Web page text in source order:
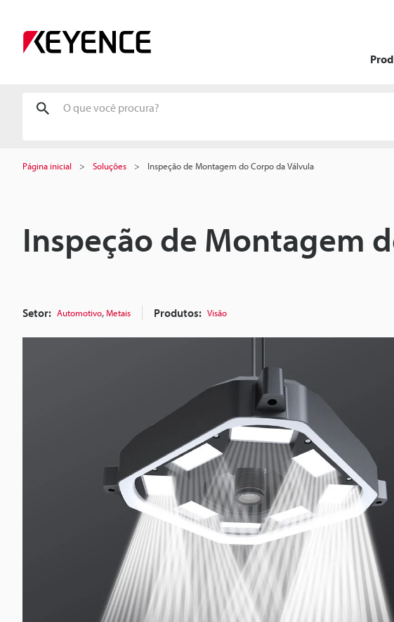
Página inicial Soluções Inspeção de Montagem do Corpo da Válvula
Inspeção de Montagem
Setor: Automotivo,Metais Produtos: Visão